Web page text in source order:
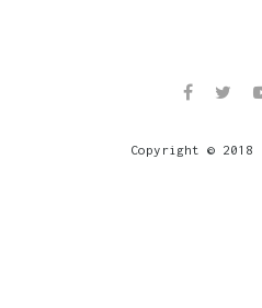
Copyright © 2018